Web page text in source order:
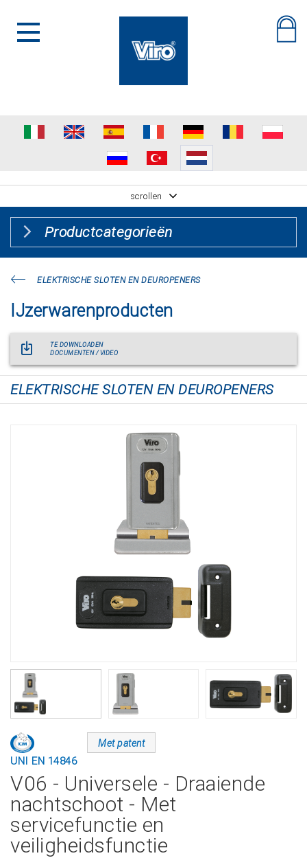
scrollen
Productcategorieën
ELEKTRISCHE SLOTEN EN DEUROPENERS
IJzerwarenproducten
TE DOWNLOADEN
DOCUMENTEN / VIDEO
ELEKTRISCHE SLOTEN EN DEUROPENERS
UNI EN 14846
Met patent
V06 - Universele - Draaiende
nachtschoot - Met
servicefunctie en
veiligheidsfunctie